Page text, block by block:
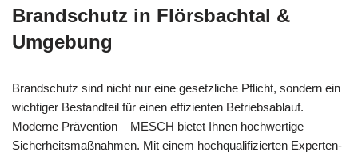
Brandschutz in Flörsbachtal &
Umgebung
Brandschutz sind nicht nur eine gesetzliche Pflicht, sondern ein
wichtiger Bestandteil für einen effizienten Betriebsablauf.
Moderne Prävention – MESCH bietet Ihnen hochwertige
Sicherheitsmaßnahmen. Mit einem hochqualifizierten Experten-